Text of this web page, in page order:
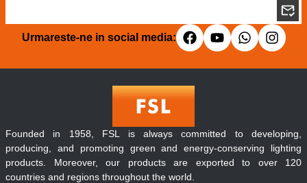
Urmareste-ne in social media:
Founded in 1958, FSL is always committed to developing,
producing, and promoting green and energy-conserving lighting
products. Moreover, our products are exported to over 120
countries and regions throughout the world.